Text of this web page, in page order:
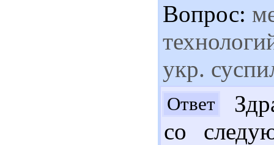
Вопрос:
укр.
Ответ
со